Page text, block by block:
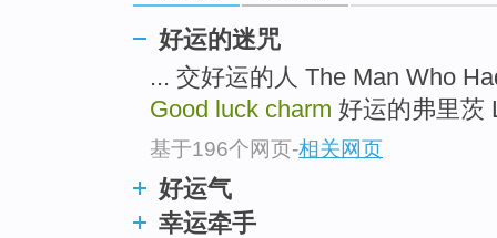
好运的迷咒
... 交好运的人 The Man Who
Good luck charm 好运的弗里茨
基于196个网页-相关网页
好运气
幸运牵手